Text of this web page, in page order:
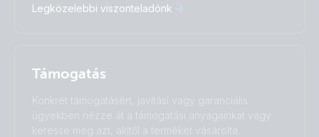
Italiano
Magyar
Suomalainen
Русский
Українська
中國人
Subscribe
Legközelebbi viszonteladónk
Támogatás
Konkrét támogatásért, javítási vagy garanciális
ügyekben nézze át a támogatási anyagainkat vagy
keresse meg azt, akitől a terméket vásárolta.